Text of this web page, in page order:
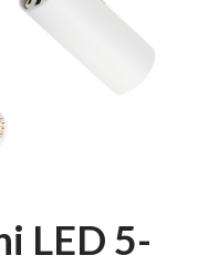
LED 5-